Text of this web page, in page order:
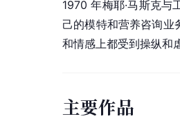
1970 年梅耶·马斯克与
己的模特和营养咨询业
和情感上都受到操纵和
主要作品